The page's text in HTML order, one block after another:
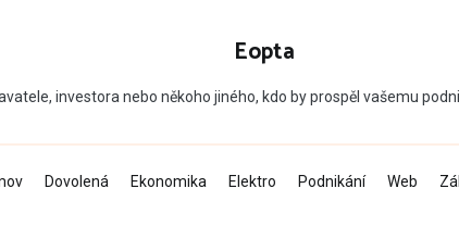
Eopta
investora nebo někoho jiného, kdo by prospěl vašemu
Dovolená Ekonomika Elektro Podnikání Web